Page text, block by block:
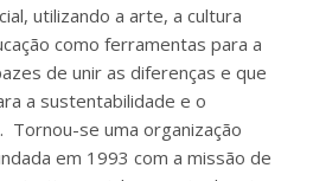
utilizando a arte, a cultura
como ferramentas para a
de unir as diferenças e que
a sustentabilidade e o
Tornou-se uma organização
em 1993 com a missão de